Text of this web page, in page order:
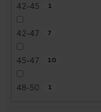
42-45 1
42-47 7
45-47 10
48-50 1